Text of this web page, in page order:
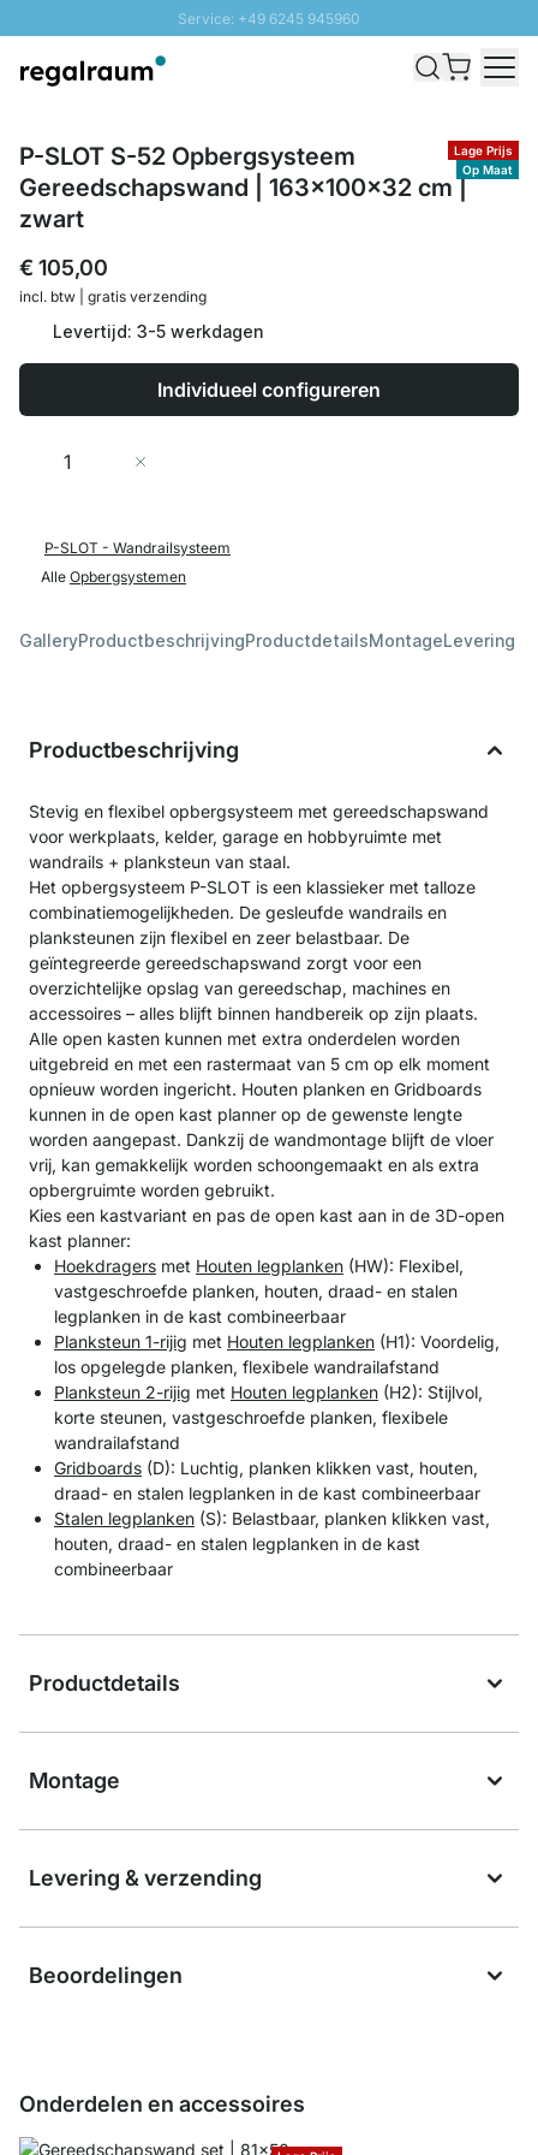
Service: +49 6245 945960
Snelle levering - Gratis verzending vanaf €100
Lage Prijs
Op Maat
P-SLOT S-52 Opbergsysteem
Gereedschapswand | 163x100x32 cm |
zwart
€ 105,00
incl. btw | gratis verzending
Levertijd: 3-5 werkdagen
Individueel configureren
Aantal
P-SLOT - Wandrailsysteem
Alle Opbergsystemen
GalleryProductbeschrijvingProductdetailsMontageLevering
Productbeschrijving
Stevig en flexibel opbergsysteem met gereedschapswand
voor werkplaats, kelder, garage en hobbyruimte met
wandrails + planksteun van staal.
Het opbergsysteem P-SLOT is een klassieker met talloze
combinatiemogelijkheden. De gesleufde wandrails en
planksteunen zijn flexibel en zeer belastbaar. De
geïntegreerde gereedschapswand zorgt voor een
overzichtelijke opslag van gereedschap, machines en
accessoires – alles blijft binnen handbereik op zijn plaats.
Alle open kasten kunnen met extra onderdelen worden
uitgebreid en met een rastermaat van 5 cm op elk moment
opnieuw worden ingericht. Houten planken en Gridboards
kunnen in de open kast planner op de gewenste lengte
worden aangepast. Dankzij de wandmontage blijft de vloer
vrij, kan gemakkelijk worden schoongemaakt en als extra
opbergruimte worden gebruikt.
Kies een kastvariant en pas de open kast aan in de 3D-open
kast planner:
Hoekdragers met Houten legplanken (HW): Flexibel,
vastgeschroefde planken, houten, draad- en stalen
legplanken in de kast combineerbaar
Planksteun 1-rijig met Houten legplanken (H1): Voordelig,
los opgelegde planken, flexibele wandrailafstand
Planksteun 2-rijig met Houten legplanken (H2): Stijlvol,
korte steunen, vastgeschroefde planken, flexibele
wandrailafstand
Gridboards (D): Luchtig, planken klikken vast, houten,
draad- en stalen legplanken in de kast combineerbaar
Stalen legplanken (S): Belastbaar, planken klikken vast,
houten, draad- en stalen legplanken in de kast
combineerbaar
Productdetails
Montage
Levering & verzending
Beoordelingen
Onderdelen en accessoires